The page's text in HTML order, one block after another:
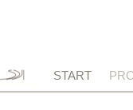
START